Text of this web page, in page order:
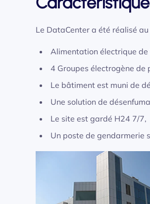
Le DataCenter a été réalisé
Alimentation électrique
4 Groupes électrogène de
Le bâtiment est muni de
Une solution de
Le site est gardé H24 7/7,
Un poste de gendarmerie